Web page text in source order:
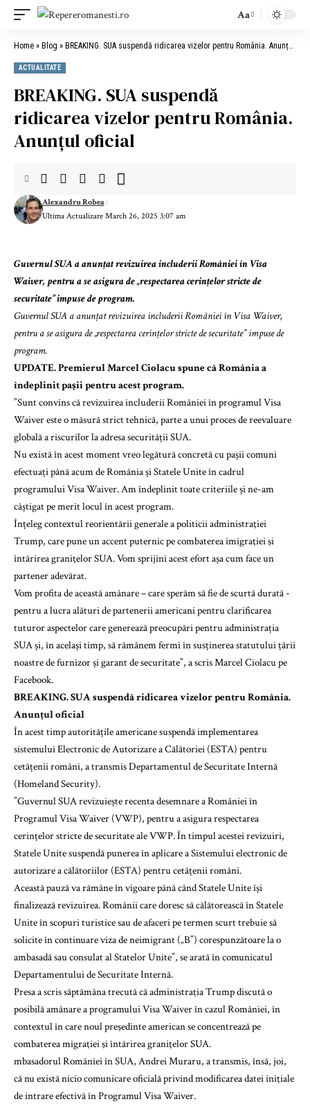
Aa
Home » Blog » BREAKING. SUA suspendă ridicarea vizelor pentru România. Anunțul oficial
ACTUALITATE
BREAKING. SUA suspendă
ridicarea vizelor pentru România.
Anunțul oficial
Ultima Actualizare March 26, 2025 3:07 am
Alexandru Robea
Guvernul SUA a anunțat revizuirea includerii României în Visa
Waiver, pentru a se asigura de „respectarea cerințelor stricte de
securitate” impuse de program.
Guvernul SUA a anunțat revizuirea includerii României în Visa Waiver,
pentru a se asigura de „respectarea cerințelor stricte de securitate” impuse de
program.
UPDATE. Premierul Marcel Ciolacu spune că România a
îndeplinit pașii pentru acest program.
”Sunt convins că revizuirea includerii României în programul Visa
Waiver este o măsură strict tehnică, parte a unui proces de reevaluare
globală a riscurilor la adresa securității SUA.
Nu există în acest moment vreo legătură concretă cu pașii comuni
efectuați până acum de România și Statele Unite în cadrul
programului Visa Waiver. Am îndeplinit toate criteriile și ne-am
câștigat pe merit locul în acest program.
Înțeleg contextul reorientării generale a politicii administraţiei
Trump, care pune un accent puternic pe combaterea imigraţiei şi
întărirea graniţelor SUA. Vom sprijini acest efort așa cum face un
partener adevărat.
Vom profita de această amânare – care sperăm să fie de scurtă durată -
pentru a lucra alături de partenerii americani pentru clarificarea
tuturor aspectelor care generează preocupări pentru administrația
SUA și, în același timp, să rămânem fermi în susținerea statutului țării
noastre de furnizor și garant de securitate”, a scris Marcel Ciolacu pe
Facebook.
BREAKING. SUA suspendă ridicarea vizelor pentru România.
Anunțul oficial
În acest timp autoritățile americane suspendă implementarea
sistemului Electronic de Autorizare a Călătoriei (ESTA) pentru
cetățenii români, a transmis Departamentul de Securitate Internă
(Homeland Security).
”Guvernul SUA revizuiește recenta desemnare a României în
Programul Visa Waiver (VWP), pentru a asigura respectarea
cerințelor stricte de securitate ale VWP. În timpul acestei revizuiri,
Statele Unite suspendă punerea în aplicare a Sistemului electronic de
autorizare a călătoriilor (ESTA) pentru cetățenii români.
Această pauză va rămâne în vigoare până când Statele Unite își
finalizează revizuirea. Românii care doresc să călătorească în Statele
Unite în scopuri turistice sau de afaceri pe termen scurt trebuie să
solicite în continuare viza de neimigrant („B”) corespunzătoare la o
ambasadă sau consulat al Statelor Unite”, se arată în comunicatul
Departamentului de Securitate Internă.
Presa a scris săptămâna trecută că administraţia Trump discută o
posibilă amânare a programului Visa Waiver în cazul României, în
contextul în care noul preşedinte american se concentrează pe
combaterea migraţiei şi întărirea graniţelor SUA.
mbasadorul României în SUA, Andrei Muraru, a transmis, însă, joi,
că nu există nicio comunicare oficială privind modificarea datei iniţiale
de intrare efectivă în Programul Visa Waiver.